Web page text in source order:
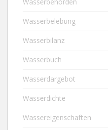
Wasserbelebung
Wasserbilanz
Wasserbuch
Wasserdargebot
Wasserdichte
Wassereigenschaften